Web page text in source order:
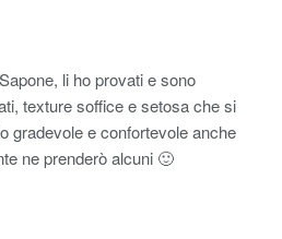
li ho provati e sono
texture soffice e setosa che si
gradevole e confortevole anche
ne prenderò alcuni 🙂